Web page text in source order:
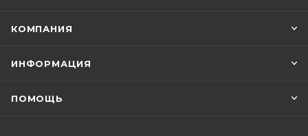
КОМПАНИЯ
ИНФОРМАЦИЯ
ПОМОЩЬ